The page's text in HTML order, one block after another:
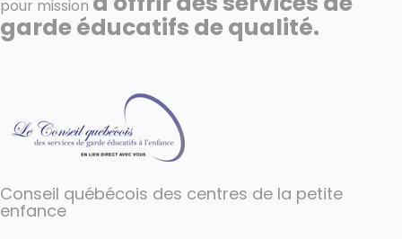
pour mission
garde éducatifs de qualité.
Conseil québécois des centres de la petite
enfance